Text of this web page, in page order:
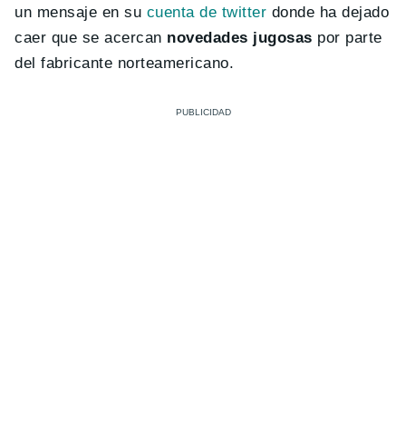
un mensaje en su cuenta de twitter donde ha dejado
caer que se acercan novedades jugosas por parte
del fabricante norteamericano.